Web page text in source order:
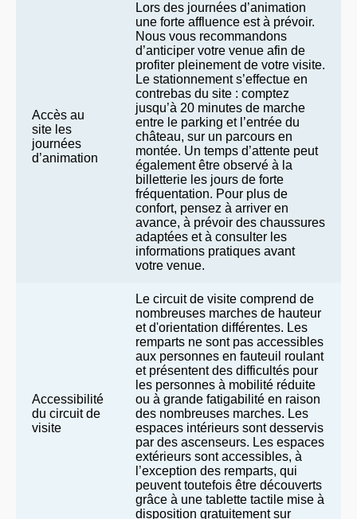
Accès au
site les
journées
d’animation
Lors des journées d’animation
une forte affluence est à prévoir.
Nous vous recommandons
d’anticiper votre venue afin de
profiter pleinement de votre visite.
Le stationnement s’effectue en
contrebas du site : comptez
jusqu’à 20 minutes de marche
entre le parking et l’entrée du
château, sur un parcours en
montée. Un temps d’attente peut
également être observé à la
billetterie les jours de forte
fréquentation. Pour plus de
confort, pensez à arriver en
avance, à prévoir des chaussures
adaptées et à consulter les
informations pratiques avant
votre venue.
Accessibilité
du circuit de
visite
Le circuit de visite comprend de
nombreuses marches de hauteur
et d'orientation différentes. Les
remparts ne sont pas accessibles
aux personnes en fauteuil roulant
et présentent des difficultés pour
les personnes à mobilité réduite
ou à grande fatigabilité en raison
des nombreuses marches. Les
espaces intérieurs sont desservis
par des ascenseurs. Les espaces
extérieurs sont accessibles, à
l’exception des remparts, qui
peuvent toutefois être découverts
grâce à une tablette tactile mise à
disposition gratuitement sur